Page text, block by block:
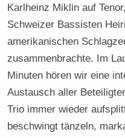
Karlheinz Miklin auf
Schweizer Bassisten
amerikanischen
zusammenbrachte. Im
Minuten hören wir eine
Austausch aller
Trio immer wieder
beschwingt tänzeln,